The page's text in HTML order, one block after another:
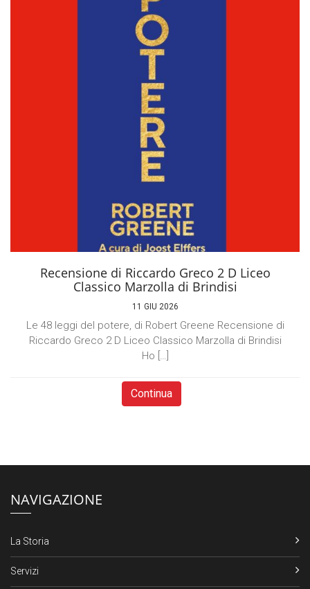
Recensione di Riccardo Greco 2 D Liceo
Classico Marzolla di Brindisi
11 GIU 2026
Le 48 leggi del potere, di Robert Greene Recensione di
Riccardo Greco 2 D Liceo Classico Marzolla di Brindisi
Ho […]
Continua
NAVIGAZIONE
La Storia
Servizi